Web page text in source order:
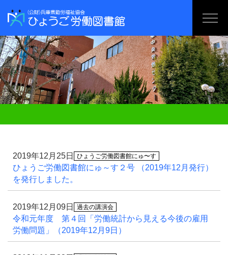
2019年12月25日 ひょうご労働図書館にゅ〜す
ひょうご労働図書館にゅ～す２号 （2019年12月発行）
を発行しました。
2019年12月09日 過去の講演会
令和元年度 第４回「労働統計から見える今後の雇用
労働問題」（2019年12月9日）